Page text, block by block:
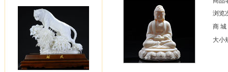
浏览
商 城
大小